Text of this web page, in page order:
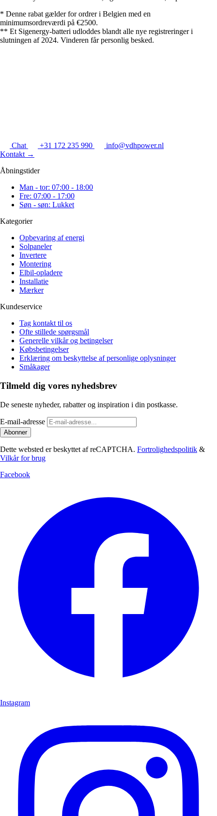
* Denne rabat gælder for ordrer i Belgien med en
minimumsordreværdi på €2500.
** Et Sigenergy-batteri udloddes blandt alle nye registreringer i
slutningen af 2024. Vinderen får personlig besked.
Chat +31 172 235 990
info@vdhpower.nl
Kontakt →
Åbningstider
Man - tor: 07:00 - 18:00
Fre: 07:00 - 17:00
Søn - søn: Lukket
Kategorier
Opbevaring af energi
Solpaneler
Invertere
Montering
Elbil-opladere
Installatie
Mærker
Kundeservice
Tag kontakt til os
Ofte stillede spørgsmål
Generelle vilkår og betingelser
Købsbetingelser
Erklæring om beskyttelse af personlige oplysninger
Småkager
Tilmeld dig vores nyhedsbrev
De seneste nyheder, rabatter og inspiration i din postkasse.
E-mail-adresse
Abonner
Dette websted er beskyttet af reCAPTCHA. Fortrolighedspolitik &
Vilkår for brug
Facebook
Instagram